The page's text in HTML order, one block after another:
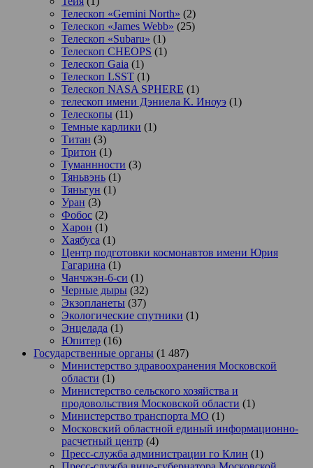
Телескоп «Gemini North» (2)
Телескоп «James Webb» (25)
Телескоп «Subaru» (1)
Телескоп CHEOPS (1)
Телескоп Gaia (1)
Телескоп LSST (1)
Телескоп NASA SPHERE (1)
телескоп имени Дэниела К. Иноуэ (1)
Телескопы (11)
Темные карлики (1)
Титан (3)
Тритон (1)
Туманнности (3)
Тяньвэнь (1)
Тяньгун (1)
Уран (3)
Фобос (2)
Харон (1)
Хаябуса (1)
Центр подготовки космонавтов имени Юрия
Гагарина (1)
Чанчжэн-6-си (1)
Черные дыры (32)
Экзопланеты (37)
Экологические спутники (1)
Энцелада (1)
Юпитер (16)
Государственные органы (1 487)
Министерство здравоохранения Московской
области (1)
Министерство сельского хозяйства и
продовольствия Московской области (1)
Министерство транспорта МО (1)
Московский областной единый информационно-
расчетный центр (4)
Пресс-служба администрации го Клин (1)